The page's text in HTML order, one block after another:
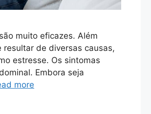
muito eficazes. Além
de diversas causas,
estresse. Os sintomas
Embora seja
more